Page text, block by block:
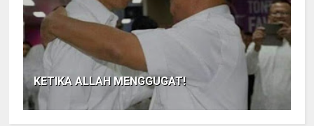
KETIKA ALLAH MENGGUGAT!